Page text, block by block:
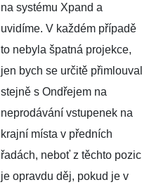
na systému Xpand a
uvidíme. V každém případě
to nebyla špatná projekce,
jen bych se určitě přimlouval
stejně s Ondřejem na
neprodávání vstupenek na
krajní místa v předních
řadách, neboť z těchto pozic
je opravdu děj, pokud je v